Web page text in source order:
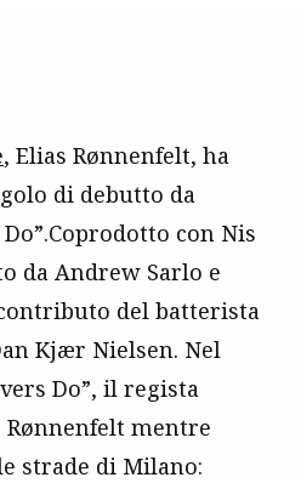
, Elias Rønnenfelt, ha
di debutto da
con Nis
da Andrew Sarlo e
del batterista
Kjær Nielsen. Nel
Do”, il regista
mentre
strade di Milano: